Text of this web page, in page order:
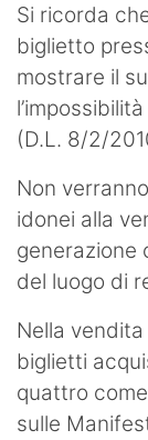
Si ricorda
biglietto
mostrare il
(D.L. 8/2/
Non
idonei alla
generazione
del luogo di
Nella
biglietti
quattro
sulle